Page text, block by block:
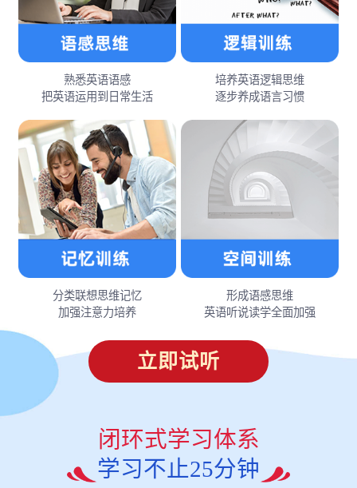
熟悉英语语感
把英语运用到日常生活
培养英语逻辑思维
逐步养成语言习惯
分类联想思维记忆
加强注意力培养
形成语感思维
英语听说读学全面加强
立即试听
闭环式学习体系
学习不止25分钟